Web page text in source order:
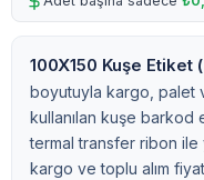
100X150 Kuşe Etiket
boyutuyla kargo, palet
kullanılan kuşe barkod
termal transfer ribon ile
kargo ve toplu alım